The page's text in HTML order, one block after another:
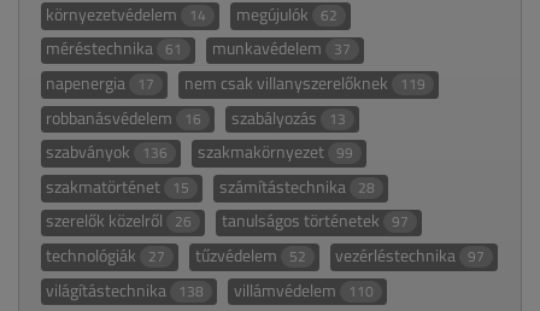
környezetvédelem 14 megújulók 62
méréstechnika 61 munkavédelem 37
napenergia 17 nem csak villanyszerelőknek 119
robbanásvédelem 16 szabályozás 13
szabványok 136 szakmakörnyezet 99
szakmatörténet 15 számítástechnika 28
szerelők közelről 26 tanulságos történetek 97
technológiák 27 tűzvédelem 52 vezérléstechnika 97
világítástechnika 138 villámvédelem 110